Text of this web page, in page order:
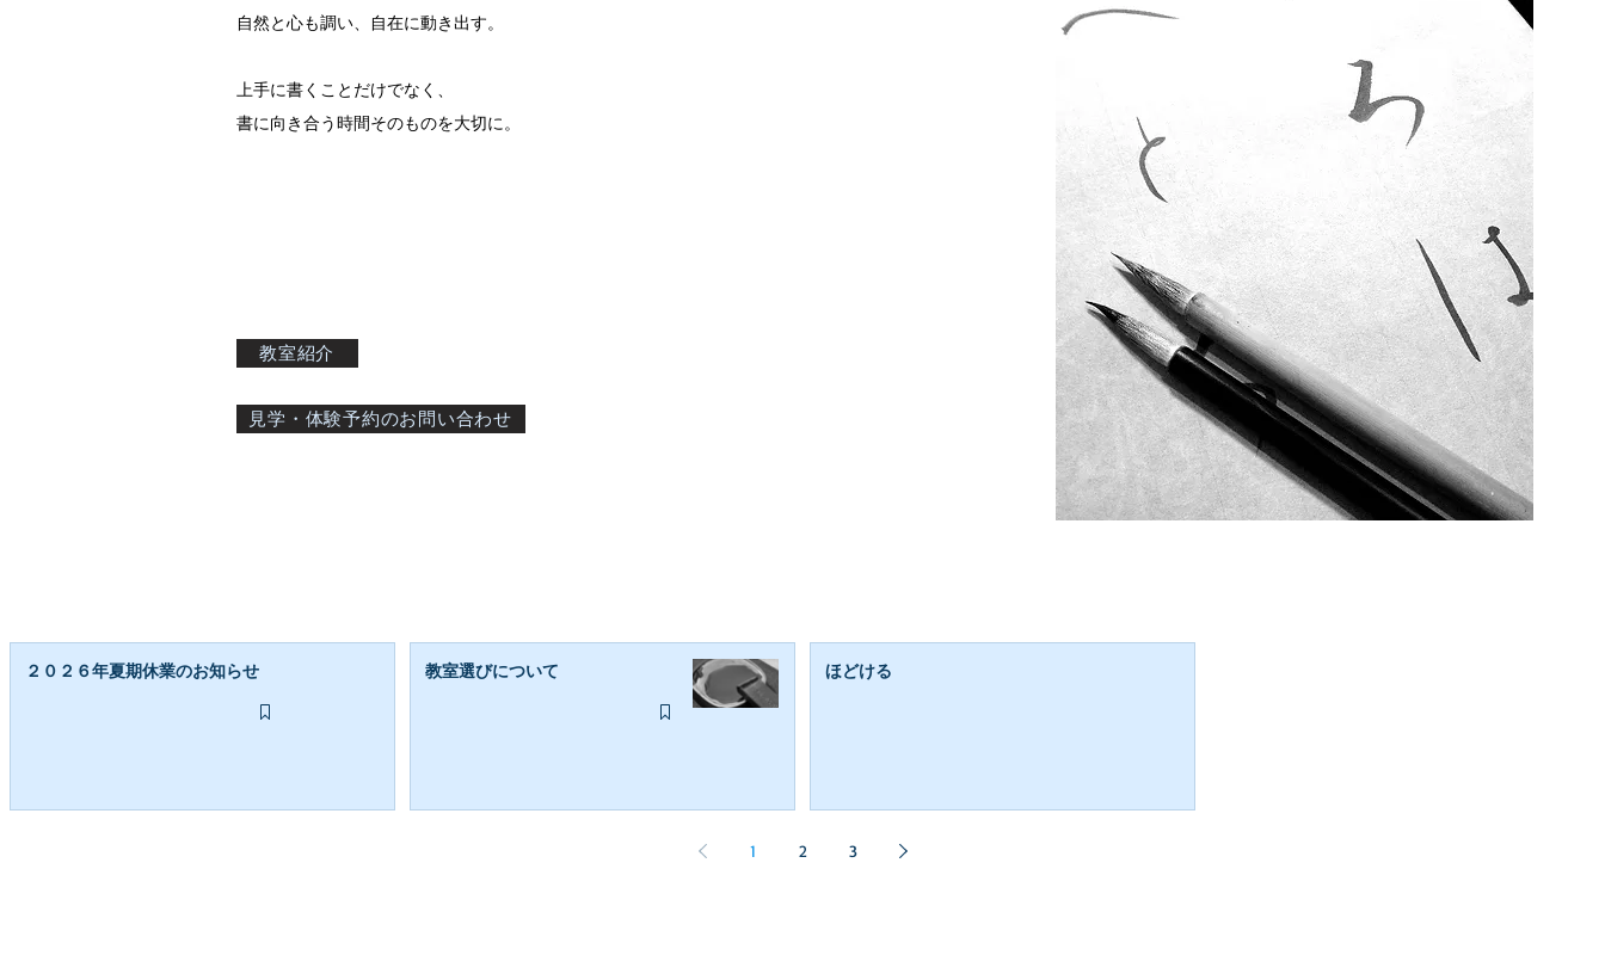
自然と心も調い、自在に動き出す。
上手に書くことだけでなく、
書に向き合う時間そのものを大切に。
教室紹介
見学・体験予約のお問い合わせ
２０２６年夏期休業のお知らせ 教室選びについて ほどける
1 2 3